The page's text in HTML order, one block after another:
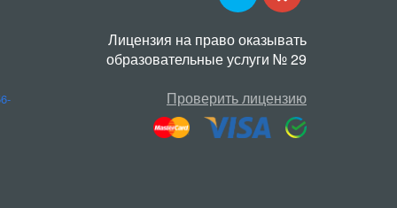
Лицензия на право оказывать
образовательные услуги № 29
Проверить лицензию